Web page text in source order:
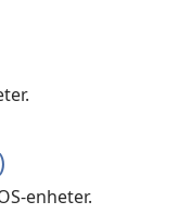
enheter.